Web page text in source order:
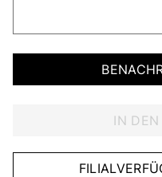
IN DEN